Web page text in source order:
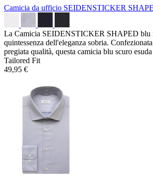
Camicia da ufficio SEIDENSTICKER
La Camicia SEIDENSTICKER SHAPED blu
quintessenza dell'eleganza sobria.
pregiata qualità, questa camicia blu scuro
Tailored Fit
49,95 €